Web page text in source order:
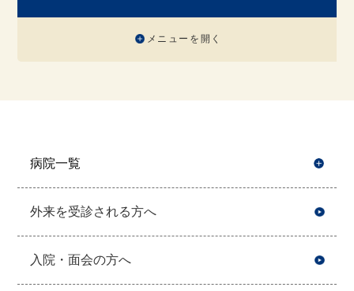
メニューを開く
病院一覧
外来を受診される方へ
入院・面会の方へ